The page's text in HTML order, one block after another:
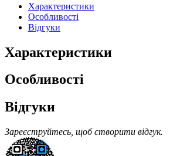
Характеристики
Особливості
Відгуки
Характеристики
Особливості
Відгуки
Зареєструйтесь, щоб створити відгук.